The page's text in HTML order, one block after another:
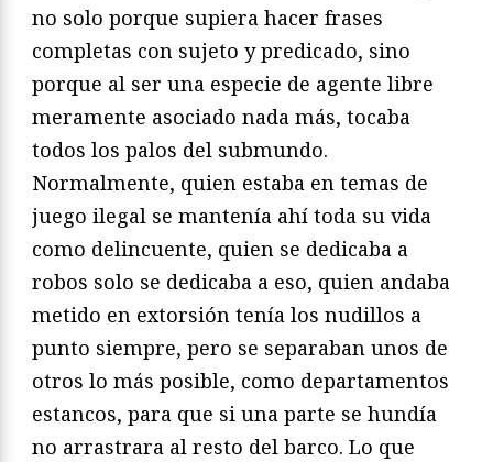
no solo porque supiera hacer frases
completas con sujeto y predicado, sino
porque al ser una especie de agente libre
meramente asociado nada más, tocaba
todos los palos del submundo.
Normalmente, quien estaba en temas de
juego ilegal se mantenía ahí toda su vida
como delincuente, quien se dedicaba a
robos solo se dedicaba a eso, quien andaba
metido en extorsión tenía los nudillos a
punto siempre, pero se separaban unos de
otros lo más posible, como departamentos
estancos, para que si una parte se hundía
no arrastrara al resto del barco. Lo que